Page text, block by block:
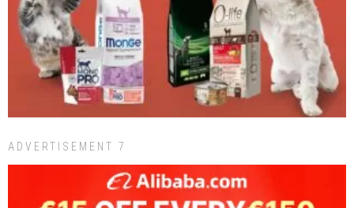
ADVERTISEMENT 7